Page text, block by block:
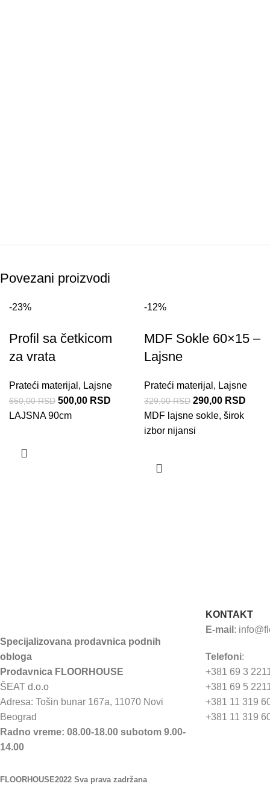
Povezani proizvodi
-23%
Profil sa četkicom
za vrata
Prateći materijal , Lajsne
650,00RSD 500,00 RSD
LAJSNA 90cm
-12%
MDF Sokle 60×15 –
Lajsne
Prateći materijal , Lajsne
329,00RSD 290,00 RSD
MDF lajsne sokle, širok
izbor nijansi
Specijalizovana prodavnica podnih
obloga
Prodavnica FLOORHOUSE
ŠEAT d.o.o
Adresa: Tošin bunar 167a, 11070 Novi
Beograd
Radno vreme: 08.00-18.00 subotom 9.00-
14.00
KONTAKT
E-mail :
Telefoni:
+381 69 3
+381 69 5
+381 11 319
+381 11 319
FLOORHOUSE2022 Sva prava zadržana